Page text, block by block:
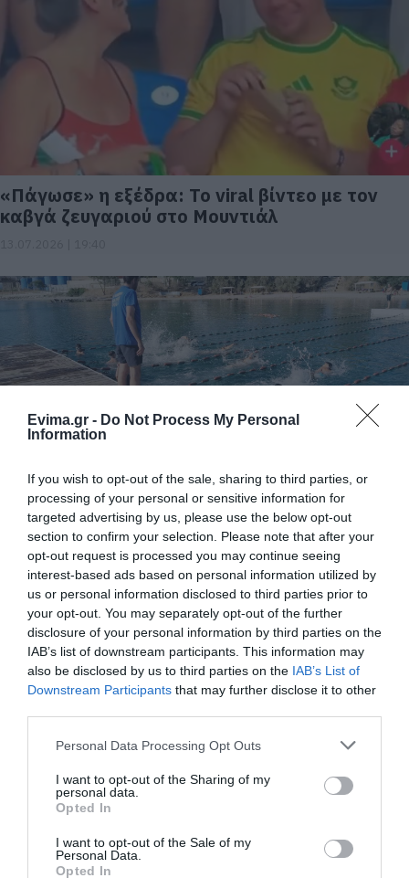
Evima.gr - Do Not Process My Personal
Information
If you wish to opt-out of the sale, sharing to third parties, or
processing of your personal or sensitive information for
targeted advertising by us, please use the below opt-out
section to confirm your selection. Please note that after your
opt-out request is processed you may continue seeing
interest-based ads based on personal information utilized by
us or personal information disclosed to third parties prior to
your opt-out. You may separately opt-out of the further
disclosure of your personal information by third parties on the
IAB’s list of downstream participants. This information may
also be disclosed by us to third parties on the IAB’s List of
Downstream Participants that may further disclose it to other
Please note that this website/app uses one or more Google
not limited to your visit or usage behaviour. You may click to
grant or deny consent to Google and its third-party tags to
use your data for below specified purposes in below Google
consent section.
Personal Data Processing Opt Outs
I want to opt-out of the Sharing of my
personal data.
Opted In
I want to opt-out of the Sale of my
Personal Data.
Opted In
«Πάγωσε» η εξέδρα: Το viral βίντεο με τον
καβγά ζευγαριού στο Μουντιάλ
Εύβοια: Σημαντική ανακοίνωση για
κολυμβητές – Τι πρέπει να γνωρίζουν
13.07.2026 | 11:00
Ο. Χαλκίς αυτοί οι παίκτες
13.07.2026 | 10:00